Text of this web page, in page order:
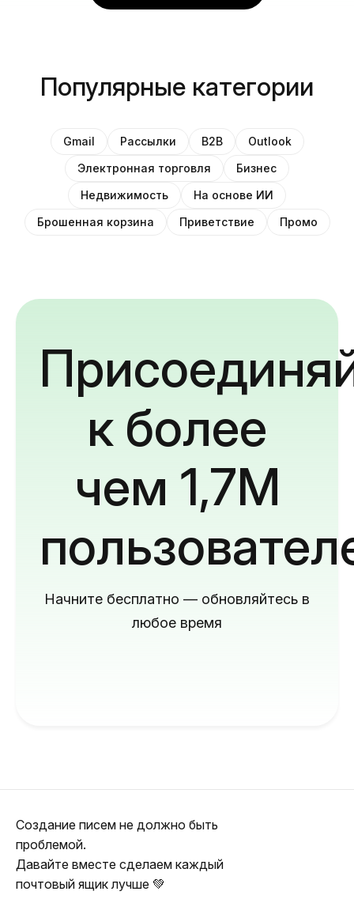
Популярные категории
Gmail Рассылки B2B
Outlook
Электронная торговля
Бизнес
Недвижимость
На основе ИИ
Брошенная корзина
Приветствие Промо
к более
чем 1,7M
Начните бесплатно — обновляйтесь в
любое время
Создание писем не должно быть
проблемой.
Давайте вместе сделаем каждый
почтовый ящик лучше 💚